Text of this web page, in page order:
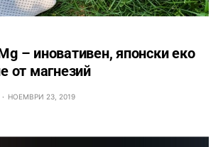
– иновативен, японски еко
от магнезий
НОЕМВРИ 23, 2019